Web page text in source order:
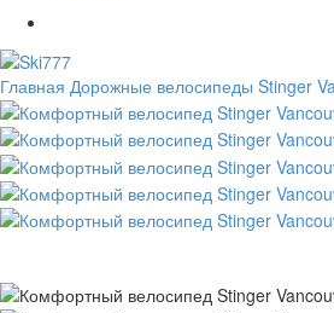
Главная Дорожные велосипеды Stinger